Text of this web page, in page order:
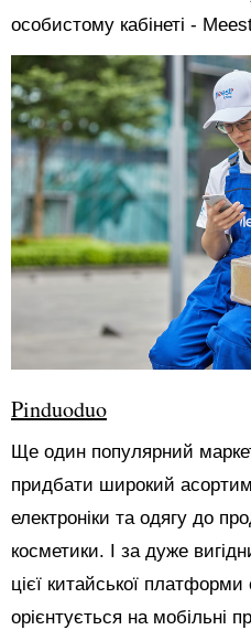
особистому кабінеті -
Pinduoduo
Ще один популярний
придбати широкий
електроніки та одягу до
косметики. І за дуже
цієї китайської
орієнтується на мобільні